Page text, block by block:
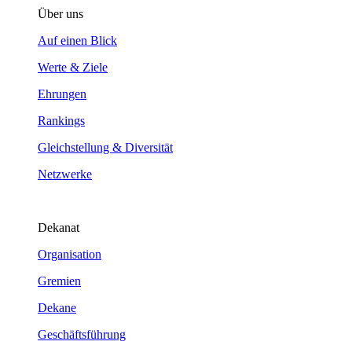
Über uns
Auf einen Blick
Werte & Ziele
Ehrungen
Rankings
Gleichstellung & Diversität
Netzwerke
Dekanat
Organisation
Gremien
Dekane
Geschäftsführung